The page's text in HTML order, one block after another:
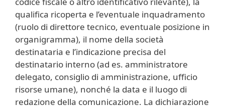
qualifica ricoperta e l’eventuale inquadramento
(ruolo di direttore tecnico, eventuale posizione in
organigramma), il nome della società
destinataria e l’indicazione precisa del
destinatario interno (ad es. amministratore
delegato, consiglio di amministrazione, ufficio
risorse umane), nonché la data e il luogo di
redazione della comunicazione. La dichiarazione